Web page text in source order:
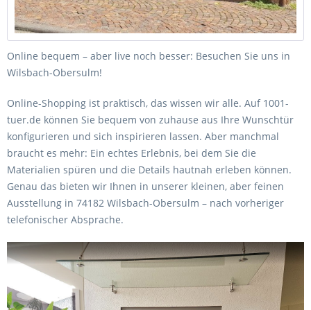
Online bequem – aber live noch besser: Besuchen Sie uns in
Wilsbach-Obersulm!
Online-Shopping ist praktisch, das wissen wir alle. Auf 1001-
tuer.de können Sie bequem von zuhause aus Ihre Wunschtür
konfigurieren und sich inspirieren lassen. Aber manchmal
braucht es mehr: Ein echtes Erlebnis, bei dem Sie die
Materialien spüren und die Details hautnah erleben können.
Genau das bieten wir Ihnen in unserer kleinen, aber feinen
Ausstellung in 74182 Wilsbach-Obersulm – nach vorheriger
telefonischer Absprache.